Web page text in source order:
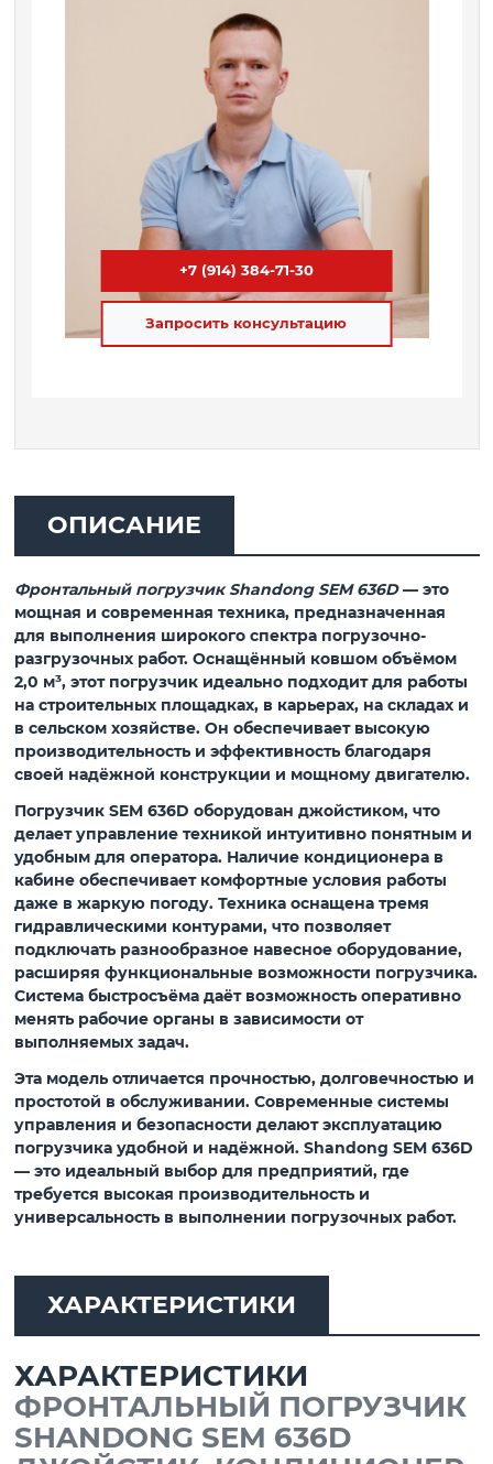
+7 (914) 384-71-30
Запросить консультацию
ОПИСАНИЕ
Фронтальный погрузчик Shandong SEM 636D— это
мощная и современная техника, предназначенная
для выполнения широкого спектра погрузочно-
разгрузочных работ. Оснащённый ковшом объёмом
2,0 м³, этот погрузчик идеально подходит для работы
на строительных площадках, в карьерах, на складах и
в сельском хозяйстве. Он обеспечивает высокую
производительность и эффективность благодаря
своей надёжной конструкции и мощному двигателю.
Погрузчик SEM 636D оборудован джойстиком, что
делает управление техникой интуитивно понятным и
удобным для оператора. Наличие кондиционерав
кабине обеспечивает комфортные условия работы
даже в жаркую погоду. Техника оснащена тремя
гидравлическими контурами, что позволяет
подключать разнообразное навесное оборудование,
расширяя функциональные возможности погрузчика.
Система быстросъёмадаёт возможность оперативно
менять рабочие органы в зависимости от
выполняемых задач.
Эта модель отличается прочностью, долговечностью и
простотой в обслуживании. Современные системы
управления и безопасности делают эксплуатацию
погрузчика удобной и надёжной. Shandong SEM 636D
— это идеальный выбор для предприятий, где
требуется высокая производительность и
универсальность в выполнении погрузочных работ.
ХАРАКТЕРИСТИКИ
ХАРАКТЕРИСТИКИ
ФРОНТАЛЬНЫЙ ПОГРУЗЧИК
SHANDONG SEM 636D